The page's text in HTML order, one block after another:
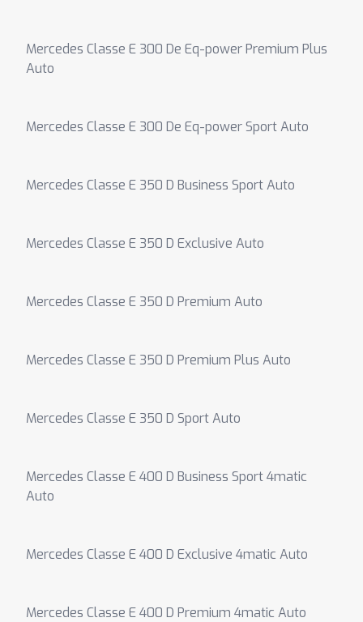
Mercedes Classe E 300 De Eq-power Premium Plus
Auto
Mercedes Classe E 300 De Eq-power Sport Auto
Mercedes Classe E 350 D Business Sport Auto
Mercedes Classe E 350 D Exclusive Auto
Mercedes Classe E 350 D Premium Auto
Mercedes Classe E 350 D Premium Plus Auto
Mercedes Classe E 350 D Sport Auto
Mercedes Classe E 400 D Business Sport 4matic
Auto
Mercedes Classe E 400 D Exclusive 4matic Auto
Mercedes Classe E 400 D Premium 4matic Auto